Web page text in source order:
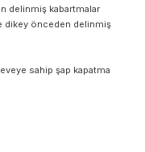
delinmiş kabartmalar
dikey önceden delinmiş
sahip şap kapatma